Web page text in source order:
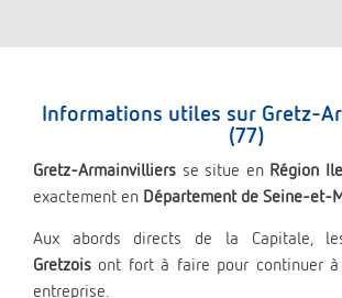
Informations utiles sur Gretz-
(77)
Gretz-Armainvilliers se situe en Région
exactement en Département de Seine-et-
Aux abords directs de la Capitale,
Gretzois ont fort à faire pour continuer à
entreprise.